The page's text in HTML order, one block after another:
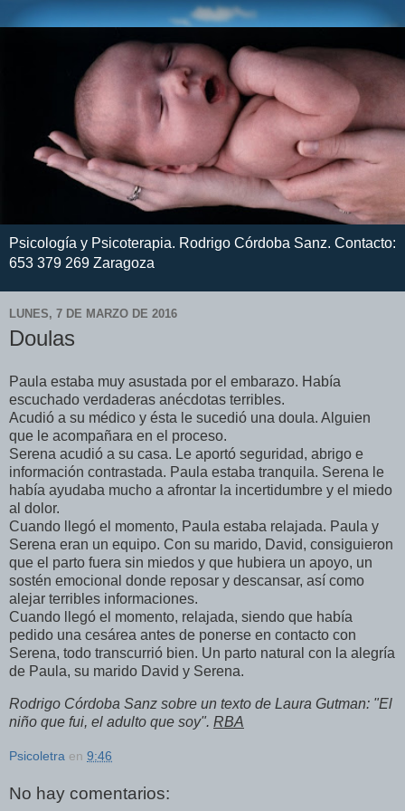
Psicología y Psicoterapia. Rodrigo Córdoba Sanz. Contacto:
653 379 269 Zaragoza
LUNES, 7 DE MARZO DE 2016
Doulas
Paula estaba muy asustada por el embarazo. Había
escuchado verdaderas anécdotas terribles.
Acudió a su médico y ésta le sucedió una doula. Alguien
que le acompañara en el proceso.
Serena acudió a su casa. Le aportó seguridad, abrigo e
información contrastada. Paula estaba tranquila. Serena le
había ayudaba mucho a afrontar la incertidumbre y el miedo
al dolor.
Cuando llegó el momento, Paula estaba relajada. Paula y
Serena eran un equipo. Con su marido, David, consiguieron
que el parto fuera sin miedos y que hubiera un apoyo, un
sostén emocional donde reposar y descansar, así como
alejar terribles informaciones.
Cuando llegó el momento, relajada, siendo que había
pedido una cesárea antes de ponerse en contacto con
Serena, todo transcurrió bien. Un parto natural con la alegría
de Paula, su marido David y Serena.
Rodrigo Córdoba Sanz sobre un texto de Laura Gutman: "El
niño que fui, el adulto que soy". RBA
Psicoletra en 9:46
No hay comentarios: